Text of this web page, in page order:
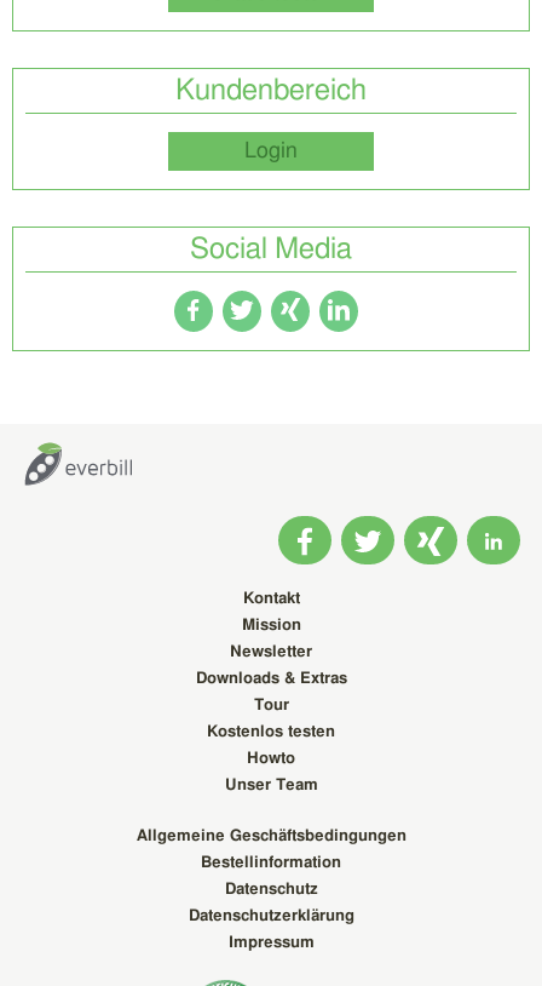
Kundenbereich
Login
Social Media
Kontakt
Mission
Newsletter
Downloads & Extras
Tour
Kostenlos testen
Howto
Unser Team
Allgemeine Geschäftsbedingungen
Bestellinformation
Datenschutz
Datenschutzerklärung
Impressum